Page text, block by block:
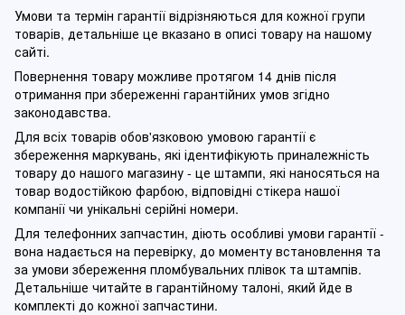
Умови та термін гарантії відрізняються для кожної групи
товарів, детальніше це вказано в описі товару на нашому
сайті.
Повернення товару можливе протягом 14 днів після
отримання при збереженні гарантійних умов згідно
законодавства.
Для всіх товарів обов'язковою умовою гарантії є
збереження маркувань, які ідентифікують приналежність
товару до нашого магазину - це штампи, які наносяться на
товар водостійкою фарбою, відповідні стікера нашої
компанії чи унікальні серійні номери.
Для телефонних запчастин, діють особливі умови гарантії -
вона надається на перевірку, до моменту встановлення та
за умови збереження пломбувальних плівок та штампів.
Детальніше читайте в гарантійному талоні, який йде в
комплекті до кожної запчастини.